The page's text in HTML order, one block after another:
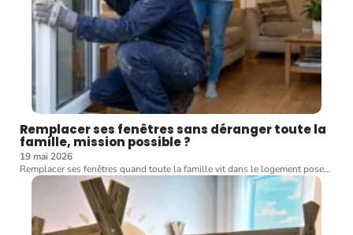
Remplacer ses fenêtres sans déranger toute la
famille, mission possible ?
19 mai 2026
Remplacer ses fenêtres quand toute la famille vit dans le logement pose…